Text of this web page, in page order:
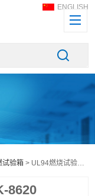
ENGLISH
试验箱 > UL94燃烧试验机HK-8620
8620